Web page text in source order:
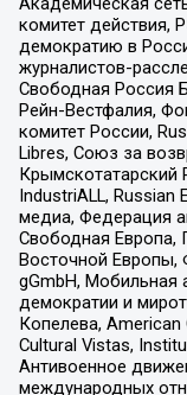
комитет действия,
демократию в
журналистов-
Свободная Россия
Рейн-Вестфалия,
комитет России,
Libres, Союз за
Крымскотатарский
IndustriALL, Russian
медиа, Федерация
Свободная Европа,
Восточной Европы,
gGmbH, Мобильная
демократии и
Копелева,
Cultural Vistas,
Антивоенное
международных